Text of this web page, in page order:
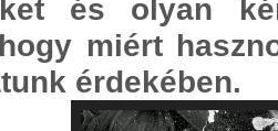
és olyan
miért
érdekében.